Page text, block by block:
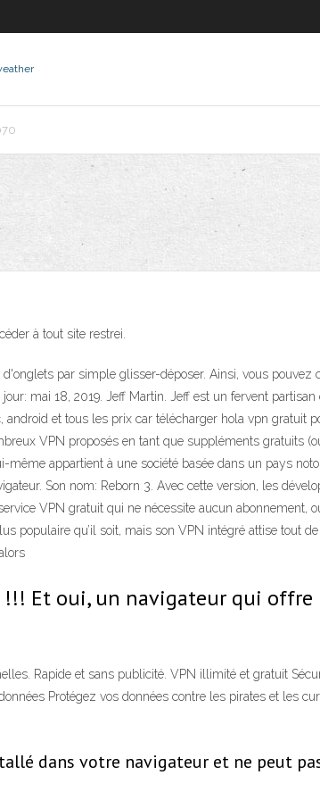
à tout site restrei.
par simple glisser-déposer. Ainsi, vous pouvez
mai 18, 2019. Jeff Martin. Jeff est un fervent
et tous les prix car télécharger hola vpn gratuit
VPN proposés en tant que suppléments gratuits
même appartient à une société basée dans un pays
Son nom: Reborn 3. Avec cette version, les
VPN gratuit qui ne nécessite aucun abonnement,
populaire qu’il soit, mais son VPN intégré attise tout
Et oui, un navigateur qui offre
Rapide et sans publicité. VPN illimité et gratuit
Protégez vos données contre les pirates et les
dans votre navigateur et ne peut